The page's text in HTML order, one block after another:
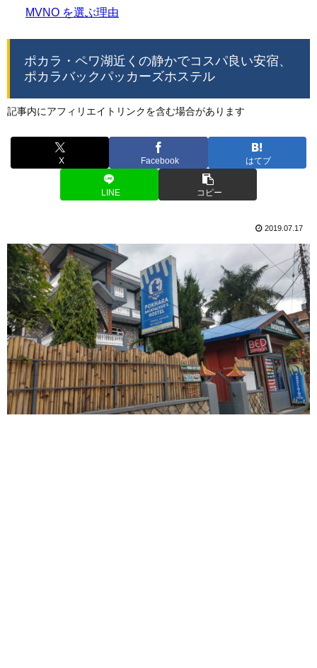
MVNO を選ぶ理由
ポカラ・ペワ湖近くの静かでコスパ良い安宿、
ポカラバックパッカーズホステル
記事内にアフィリエイトリンクを含む場合があります
X Facebook はてブ
LINE コピー
2019.07.17